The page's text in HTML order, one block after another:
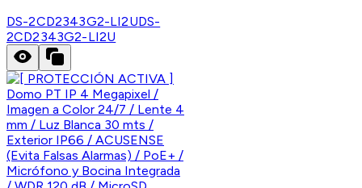
DS-2CD2343G2-LI2UDS-
2CD2343G2-LI2U